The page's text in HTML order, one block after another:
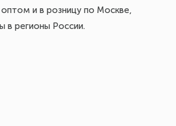
оптом и в розницу по Москве,
в регионы России.